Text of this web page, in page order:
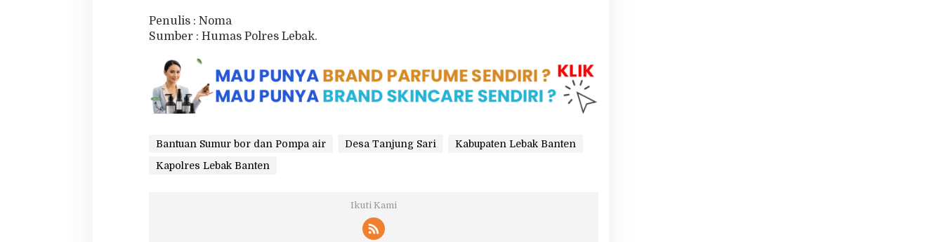
Penulis : Noma
Sumber : Humas Polres Lebak.
Bantuan Sumur bor dan Pompa air Desa Tanjung Sari
Kabupaten Lebak Banten
Kapolres Lebak Banten
Ikuti Kami